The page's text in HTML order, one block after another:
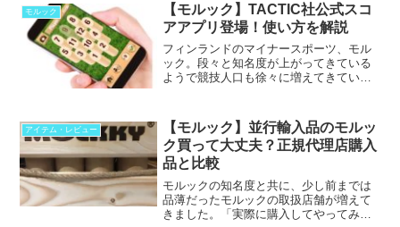
モルック
【モルック】TACTIC社公式スコ
アアプリ登場！使い方を解説
フィンランドのマイナースポーツ、モル
ック。段々と知名度が上がってきている
ようで競技人口も徐々に増えてきていま
ける方法はないの？」と...
アイテム・レビュー
【モルック】並行輸入品のモルッ
ク買って大丈夫？正規代理店購入
品と比較
モルックの知名度と共に、少し前までは
品薄だったモルックの取扱店舗が増えて
きました。「実際に購入してやってみた